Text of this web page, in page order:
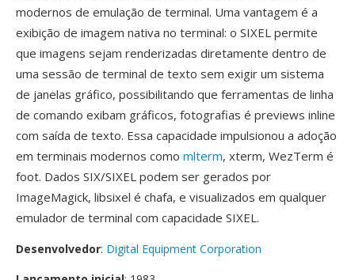
modernos de emulação de terminal. Uma vantagem é a
exibição de imagem nativa no terminal: o SIXEL permite
que imagens sejam renderizadas diretamente dentro de
uma sessão de terminal de texto sem exigir um sistema
de janelas gráfico, possibilitando que ferramentas de linha
de comando exibam gráficos, fotografias é previews inline
com saída de texto. Essa capacidade impulsionou a adoção
em terminais modernos como mlterm, xterm, WezTerm é
foot. Dados SIX/SIXEL podem ser gerados por
ImageMagick, libsixel é chafa, e visualizados em qualquer
emulador de terminal com capacidade SIXEL.
Desenvolvedor: Digital Equipment Corporation